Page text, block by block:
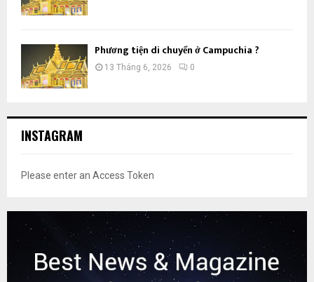
Phương tiện di chuyển ở Campuchia ?
13 Tháng 6, 2026 0
INSTAGRAM
Please enter an Access Token